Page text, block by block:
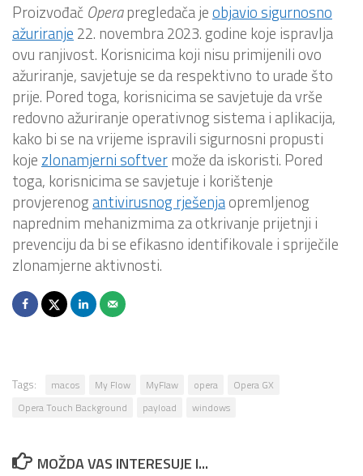
Proizvođač Operapregledača jeobjavio sigurnosno
ažuriranje 22. novembra 2023. godine koje ispravlja
ovu ranjivost. Korisnicima koji nisu primijenili ovo
ažuriranje, savjetuje se da respektivno to urade što
prije. Pored toga, korisnicima se savjetuje da vrše
redovno ažuriranje operativnog sistema i aplikacija,
kako bi se na vrijeme ispravili sigurnosni propusti
koje zlonamjerni softvermože da iskoristi. Pored
toga, korisnicima se savjetuje i korištenje
provjerenogantivirusnog rješenjaopremljenog
naprednim mehanizmima za otkrivanje prijetnji i
prevenciju da bi se efikasno identifikovale i spriječile
zlonamjerne aktivnosti.
Tags: macos My Flow MyFlaw opera
Opera GX
Opera Touch Background
payload windows
MOŽDA VAS INTERESUJE I...